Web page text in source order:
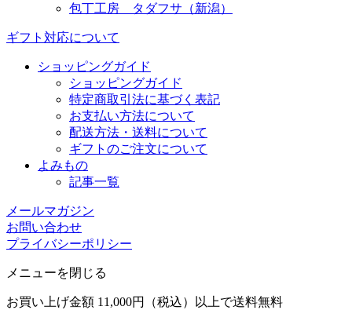
包丁工房 タダフサ（新潟）
ギフト対応について
ショッピングガイド
ショッピングガイド
特定商取引法に基づく表記
お支払い方法について
配送方法・送料について
ギフトのご注文について
よみもの
記事一覧
メールマガジン
お問い合わせ
プライバシーポリシー
メニューを閉じる
お買い上げ金額 11,000円（税込）以上で送料無料